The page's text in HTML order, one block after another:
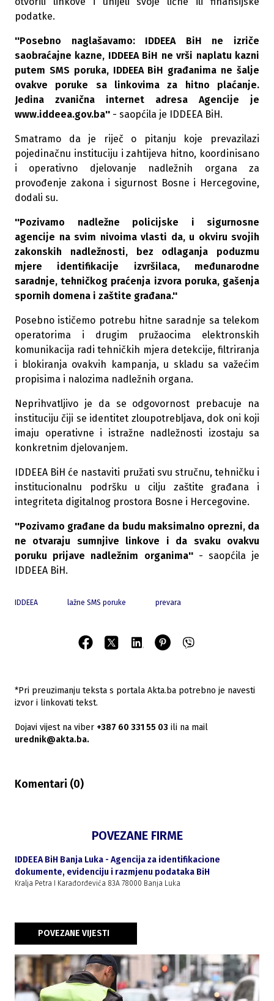
podatke.
''Posebno naglašavamo: IDDEEA BiH ne izriče
saobraćajne kazne, IDDEEA BiH ne vrši naplatu kazni
putem SMS poruka, IDDEEA BiH građanima ne šalje
ovakve poruke sa linkovima za hitno plaćanje.
Jedina zvanična internet adresa Agencije je
www.iddeea.gov.ba'' - saopćila je IDDEEA BiH.
Smatramo da je riječ o pitanju koje prevazilazi
pojedinačnu instituciju i zahtijeva hitno, koordinisano
i operativno djelovanje nadležnih organa za
provođenje zakona i sigurnost Bosne i Hercegovine,
dodali su.
''Pozivamo nadležne policijske i sigurnosne
agencije na svim nivoima vlasti da, u okviru svojih
zakonskih nadležnosti, bez odlaganja poduzmu
mjere identifikacije izvršilaca, međunarodne
saradnje, tehničkog praćenja izvora poruka, gašenja
spornih domena i zaštite građana.''
Posebno ističemo potrebu hitne saradnje sa telekom
operatorima i drugim pružaocima elektronskih
komunikacija radi tehničkih mjera detekcije, filtriranja
i blokiranja ovakvih kampanja, u skladu sa važećim
propisima i nalozima nadležnih organa.
Neprihvatljivo je da se odgovornost prebacuje na
instituciju čiji se identitet zloupotrebljava, dok oni koji
imaju operativne i istražne nadležnosti izostaju sa
konkretnim djelovanjem.
IDDEEA BiH će nastaviti pružati svu stručnu, tehničku i
institucionalnu podršku u cilju zaštite građana i
integriteta digitalnog prostora Bosne i Hercegovine.
''Pozivamo građane da budu maksimalno oprezni, da
ne otvaraju sumnjive linkove i da svaku ovakvu
poruku prijave nadležnim organima'' - saopćila je
IDDEEA BiH.
IDDEEA lažne SMS poruke prevara
*Pri preuzimanju teksta s portala Akta.ba potrebno je navesti
izvor i linkovati tekst.
Dojavi vijest na viber +387 60 331 55 03 ili na mail
urednik@akta.ba.
Komentari (0)
POVEZANE FIRME
IDDEEA BiH Banja Luka - Agencija za identifikacione
dokumente, evidenciju i razmjenu podataka BiH
Kralja Petra I Karađorđevića 83A 78000 Banja Luka
POVEZANE VIJESTI